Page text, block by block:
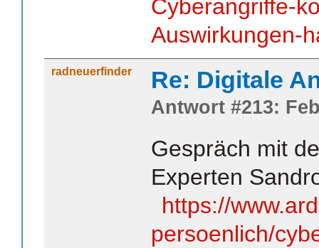
Cyberangriffe-
Auswirkungen-
radneuerfinder Re: Digitale
Antwort #213:
Gespräch mit
Experten
https://
persoenlich/